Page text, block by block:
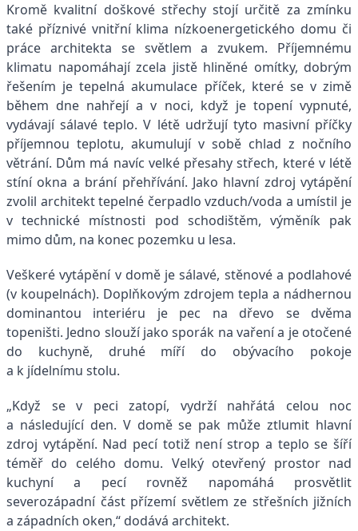
Kromě kvalitní doškové střechy stojí určitě za zmínku
také příznivé vnitřní klima nízkoenergetického domu či
práce architekta se světlem a zvukem. Příjemnému
klimatu napomáhají zcela jistě hliněné omítky, dobrým
řešením je tepelná akumulace příček, které se v zimě
během dne nahřejí a v noci, když je topení vypnuté,
vydávají sálavé teplo. V létě udržují tyto masivní příčky
příjemnou teplotu, akumulují v sobě chlad z nočního
větrání. Dům má navíc velké přesahy střech, které v létě
stíní okna a brání přehřívání. Jako hlavní zdroj vytápění
zvolil architekt tepelné čerpadlo vzduch/voda a umístil je
v technické místnosti pod schodištěm, výměník pak
mimo dům, na konec pozemku u lesa.
Veškeré vytápění v domě je sálavé, stěnové a podlahové
(v koupelnách). Doplňkovým zdrojem tepla a nádhernou
dominantou interiéru je pec na dřevo se dvěma
topeništi. Jedno slouží jako sporák na vaření a je otočené
do kuchyně, druhé míří do obývacího pokoje
a k jídelnímu stolu.
„Když se v peci zatopí, vydrží nahřátá celou noc
a následující den. V domě se pak může ztlumit hlavní
zdroj vytápění. Nad pecí totiž není strop a teplo se šíří
téměř do celého domu. Velký otevřený prostor nad
kuchyní a pecí rovněž napomáhá prosvětlit
severozápadní část přízemí světlem ze střešních jižních
a západních oken,“ dodává architekt.